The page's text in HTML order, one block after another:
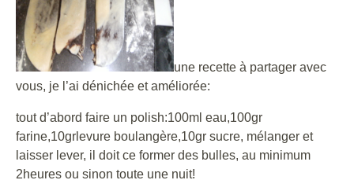
une recette à partager avec
vous, je l’ai dénichée et améliorée:
tout d’abord faire un polish:100ml eau,100gr
farine,10grlevure boulangère,10gr sucre, mélanger et
laisser lever, il doit ce former des bulles, au minimum
2heures ou sinon toute une nuit!